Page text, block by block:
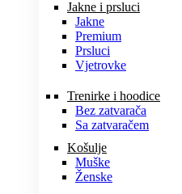
Jakne i prsluci
Jakne
Premium
Prsluci
Vjetrovke
Trenirke i hoodice
Bez zatvarača
Sa zatvaračem
Košulje
Muške
Ženske